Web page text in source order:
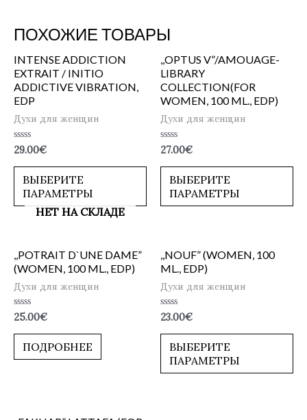
ПОХОЖИЕ ТОВАРЫ
INTENSE ADDICTION
EXTRAIT / INITIO
ADDICTIVE VIBRATION,
EDP
Духи для женщин
Оценка
0
из
29.00€
ВЫБЕРИТЕ
ПАРАМЕТРЫ
,,OPTUS V”/AMOUAGE-
LIBRARY
COLLECTION(FOR
WOMEN, 100 ML., EDP)
Духи для женщин
Оценка
0
из
27.00€
ВЫБЕРИТЕ
ПАРАМЕТРЫ
НЕТ НА СКЛАДЕ
,,POTRAIT D`UNE DAME”
(WOMEN, 100 ML., EDP)
Духи для женщин
Оценка
из
25.00€
ПОДРОБНЕЕ
,,NOUF” (WOMEN, 100
ML., EDP)
Духи для женщин
Оценка
из
23.00€
ВЫБЕРИТЕ
ПАРАМЕТРЫ